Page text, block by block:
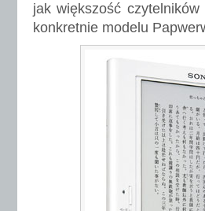
jak większość
konkretnie modelu